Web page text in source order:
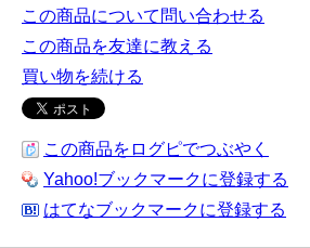
この商品について問い合わせる
この商品を友達に教える
買い物を続ける
この商品をログピでつぶやく
Yahoo!ブックマークに登録する
はてなブックマークに登録する